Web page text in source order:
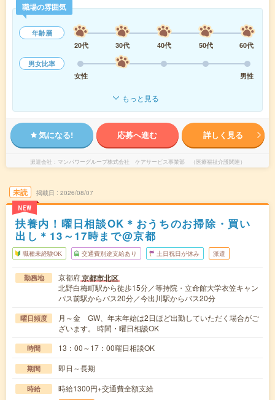
職場の雰囲気
年齢層
20代
30代 40代 50代
60代
男女比率
女性
男性
もっと見る
気になる! 応募へ進む 詳しく見る
派遣会社 マンパワーグループ株式会社 ケアサービス事業部 （医療福祉介護関連）
未読
NEW
掲載日 2026/08/07
扶養内！曜日相談OK＊おうちのお掃除・買い
出し＊13～17時まで@京都
職種未経験OK 交通費別途支給あり 土日祝日が休み 派遣
勤務地 京都府京都市北区
北野白梅町駅から徒歩15分／等持院・立命館大学衣笠キャン
パス前駅からバス20分／今出川駅からバス20分
曜日頻度
月～金 GW、年末年始は2日ほど出勤していただく場合がご
ざいます。 時間・曜日相談OK
時間 13：00～17：00曜日相談OK
期間 即日～長期
時給 時給1300円+交通費全額支給